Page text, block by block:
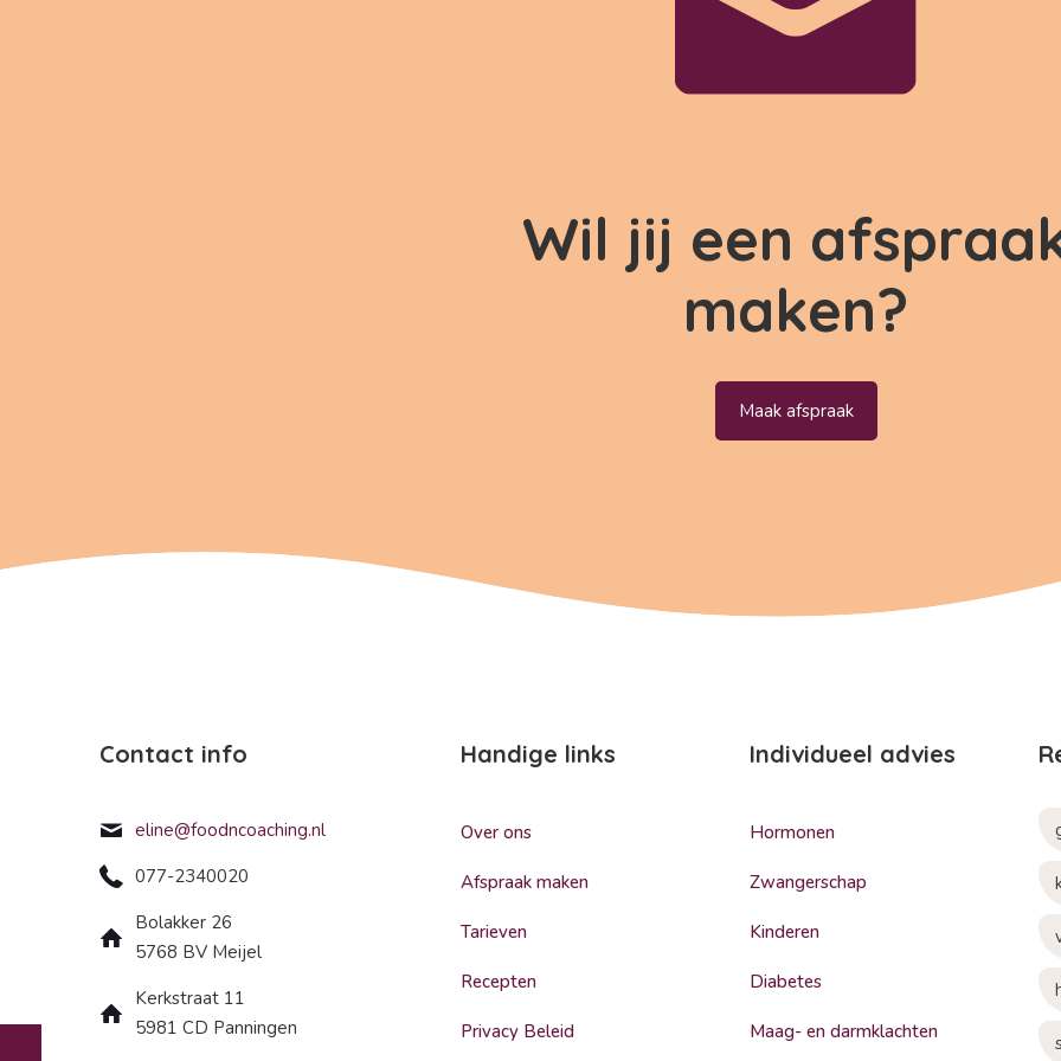
Wil jij een
maken?
Maak afspraak
Contact info
eline@foodncoaching.nl
077-2340020
Bolakker 26
5768 BV Meijel
Kerkstraat 11
5981 CD Panningen
Handige links
Over ons
Afspraak maken
Tarieven
Recepten
Privacy Beleid
Individueel advies
Hormonen
Zwangerschap
Kinderen
Diabetes
Maag- en darmklachten